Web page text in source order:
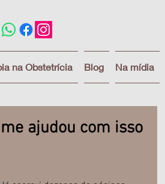
na Obstetrícia Blog Na mídia
ajudou com isso